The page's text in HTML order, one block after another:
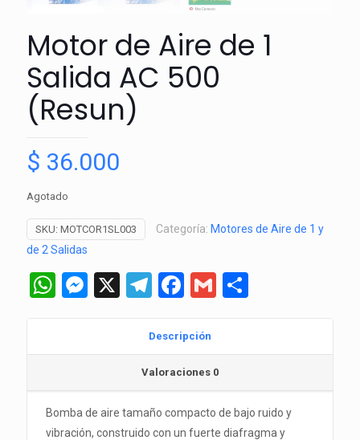
Motor de Aire de 1
Salida AC 500
(Resun)
$ 36.000
Agotado
SKU: MOTCOR1SL003 Categoría: Motores de Aire de 1 y
de 2 Salidas
WhatsApp
Messenger
X Telegram
Facebook
Gmail
Descripción
Valoraciones 0
Bomba de aire tamaño compacto de bajo ruido y
vibración, construido con un fuerte diafragma y